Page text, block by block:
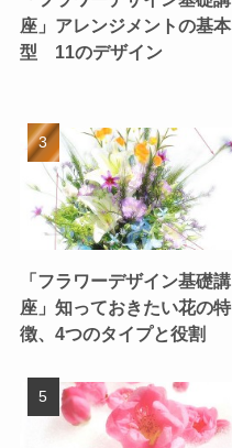
座」アレンジメントの基本
型 11のデザイン
「フラワーデザイン基礎講
座」知っておきたい花の特
徴、4つのタイプと役割